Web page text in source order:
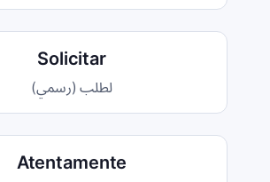
Solicitar
لطلب (رسمي)
Atentamente